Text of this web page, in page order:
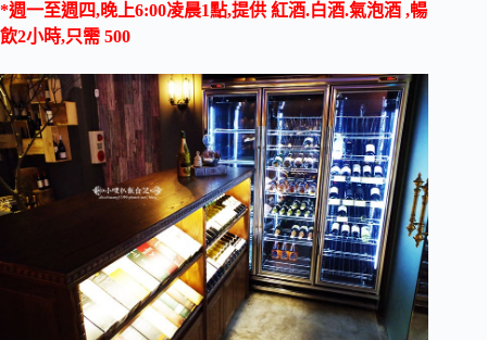
*週一至週四,晚上6:00凌晨1點,提供 紅酒.白酒.氣泡酒 ,暢
飲2小時,只需 500